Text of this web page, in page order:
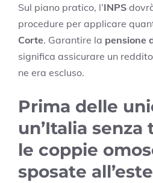
Sul piano pratico, l’INPS
procedure per applicare
Corte. Garantire la pensione
significa assicurare un
ne era escluso.
Prima delle
un’Italia
le coppie
sposate